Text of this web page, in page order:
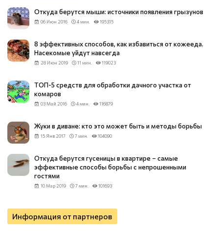
Откуда берутся мыши: источники появления грызунов
06 Июн 2016 4 мин. 195315
8 эффективных способов, как избавиться от кожееда.
Насекомые уйдут навсегда
28 Июн 2019 11 мин. 119023
ТОП-5 средств для обработки дачного участка от
комаров
03 Май 2016 4 мин. 116879
Жуки в диване: кто это может быть и методы борьбы
15 Янв 2017 7 мин. 104090
Откуда берутся гусеницы в квартире – самые
эффективные способы борьбы с непрошенными
гостями
10 Мар 2019 7 мин. 101693
Информация от партнеров